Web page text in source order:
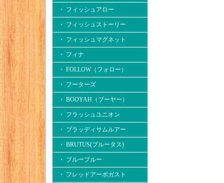
・ フィッシュアロー
・ フィッシュストーリー
・ フィッシュマグネット
・ フィナ
・ FOLLOW（フォロー）
・ フーターズ
・ BOOYAH（ブーヤー）
・ フラッシュユニオン
・ ブラッディサムルアー
・ BRUTUS(ブルータス)
・ ブルーブルー
・ フレッドアーボガスト